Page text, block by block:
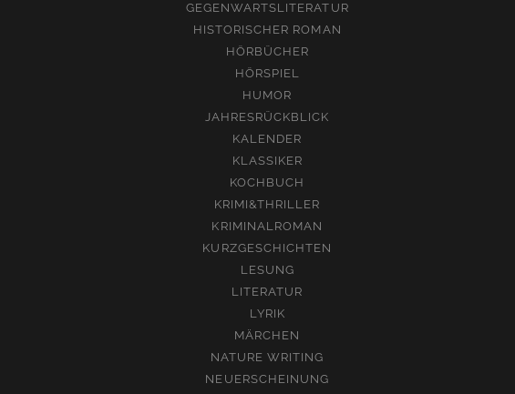
GEGENWARTSLITERATUR
HISTORISCHER ROMAN
HÖRBÜCHER
HÖRSPIEL
HUMOR
JAHRESRÜCKBLICK
KALENDER
KLASSIKER
KOCHBUCH
KRIMI&THRILLER
KRIMINALROMAN
KURZGESCHICHTEN
LESUNG
LITERATUR
LYRIK
MÄRCHEN
NATURE WRITING
NEUERSCHEINUNG